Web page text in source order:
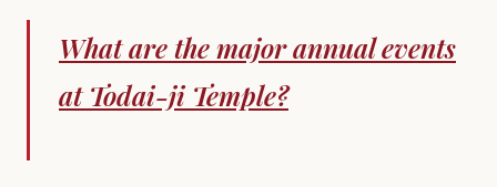
What are the major annual events
at Todai-ji Temple?